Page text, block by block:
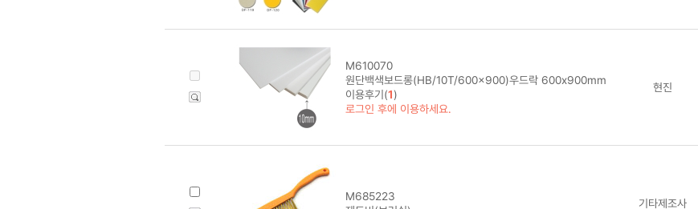
M610070
원단백색보드롱(HB/10T/600x900)우드락 600x900mm
이용후기(1)
로그인 후에 이용하세요.
현진
M685223
기타제조사